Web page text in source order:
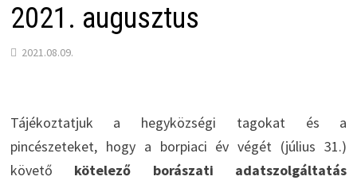
2021. augusztus
2021.08.09.
Tájékoztatjuk a hegyközségi tagokat és a
pincészeteket, hogy a borpiaci év végét (július 31.)
követő kötelező borászati adatszolgáltatás